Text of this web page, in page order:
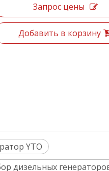
Запрос цены
Добавить в корзину
YTO
дизельных